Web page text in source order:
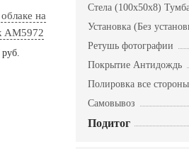
на
AM5972
Стела (100x50x8)
Установка (Без
Ретушь фотографии
Покрытие Антидождь
Полировка все стороны
Самовывоз
Подитог